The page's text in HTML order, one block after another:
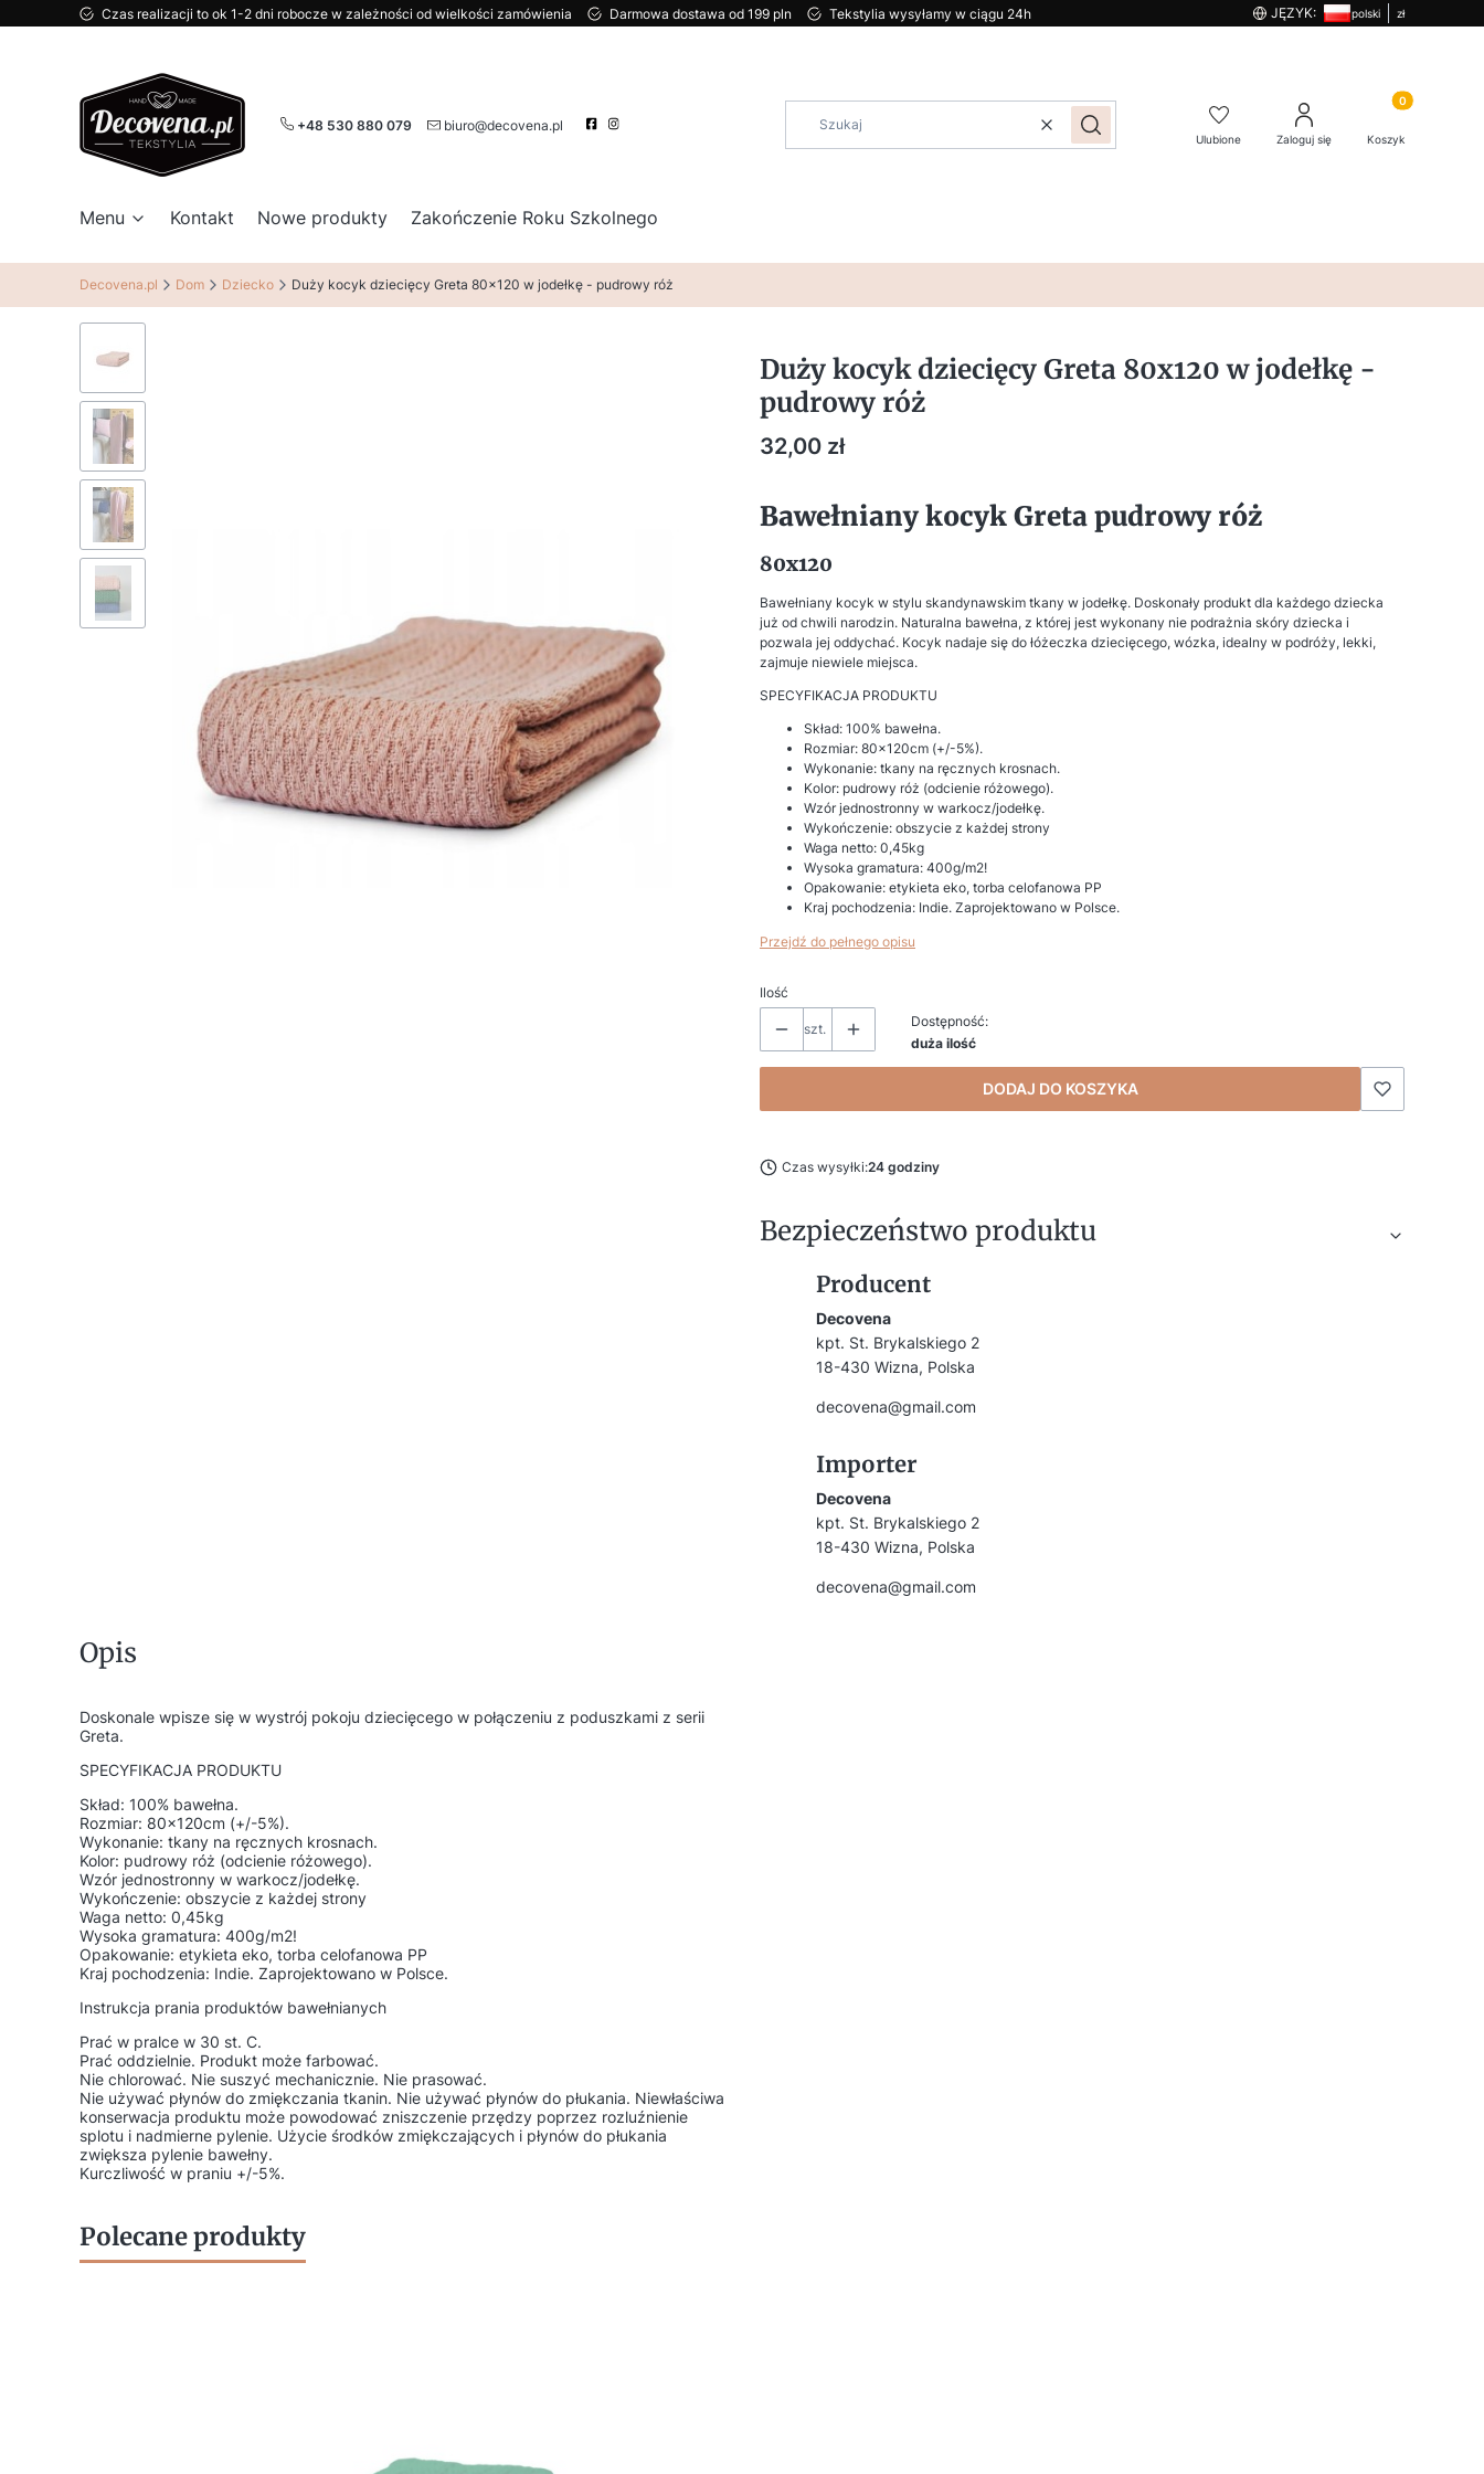
Czas realizacji to ok 1-2 dni robocze w zależności od wielkości zamówienia Darmowa dostawa od 199 pln Tekstylia wysyłamy w ciągu 24h JĘZYK: polski zł
+48 530 880 079 biuro@decovena.pl WyczyśćSzukaj Ulubione Zaloguj się
Produkty w
Koszyk
Menu Kontakt Nowe produkty Zakończenie Roku Szkolnego
Decovena.pl Dom Dziecko Duży kocyk dziecięcy Greta 80x120 w jodełkę - pudrowy róż
Duży kocyk dziecięcy Greta 80x120 w jodełkę -
pudrowy róż
Cena
32,00 zł
Bawełniany kocyk Greta pudrowy róż
80x120
Bawełniany kocyk w stylu skandynawskim tkany w jodełkę. Doskonały produkt dla każdego dziecka
już od chwili narodzin. Naturalna bawełna, z której jest wykonany nie podrażnia skóry dziecka i
pozwala jej oddychać. Kocyk nadaje się do łóżeczka dziecięcego, wózka, idealny w podróży, lekki,
zajmuje niewiele miejsca.
SPECYFIKACJA PRODUKTU
Skład: 100% bawełna.
Rozmiar: 80x120cm (+/-5%).
Wykonanie: tkany na ręcznych krosnach.
Kolor: pudrowy róż (odcienie różowego).
Wzór jednostronny w warkocz/jodełkę.
Wykończenie: obszycie z każdej strony
Waga netto: 0,45kg
Wysoka gramatura: 400g/m2!
Opakowanie: etykieta eko, torba celofanowa PP
Kraj pochodzenia: Indie. Zaprojektowano w Polsce.
Przejdź do pełnego opisu
Ilość
szt.
Dostępność:
duża ilość
DODAJ DO KOSZYKA
Czas wysyłki:24 godziny
Bezpieczeństwo produktu
Producent
Decovena
kpt. St. Brykalskiego 2
18-430 Wizna, Polska
decovena@gmail.com
Importer
Decovena
kpt. St. Brykalskiego 2
18-430 Wizna, Polska
decovena@gmail.com
Opis
Doskonale wpisze się w wystrój pokoju dziecięcego w połączeniu z poduszkami z serii
Greta.
SPECYFIKACJA PRODUKTU
Skład: 100% bawełna.
Rozmiar: 80x120cm (+/-5%).
Wykonanie: tkany na ręcznych krosnach.
Kolor: pudrowy róż (odcienie różowego).
Wzór jednostronny w warkocz/jodełkę.
Wykończenie: obszycie z każdej strony
Waga netto: 0,45kg
Wysoka gramatura: 400g/m2!
Opakowanie: etykieta eko, torba celofanowa PP
Kraj pochodzenia: Indie. Zaprojektowano w Polsce.
Instrukcja prania produktów bawełnianych
Prać w pralce w 30 st. C.
Prać oddzielnie. Produkt może farbować.
Nie chlorować. Nie suszyć mechanicznie. Nie prasować.
Nie używać płynów do zmiękczania tkanin. Nie używać płynów do płukania. Niewłaściwa
konserwacja produktu może powodować zniszczenie przędzy poprzez rozluźnienie
splotu i nadmierne pylenie. Użycie środków zmiękczających i płynów do płukania
zwiększa pylenie bawełny.
Kurczliwość w praniu +/-5%.
Polecane produkty